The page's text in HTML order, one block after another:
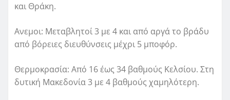
και Θράκη.
Ανεμοι: Μεταβλητοί 3 με 4 και από αργά το βράδυ
από βόρειες διευθύνσεις μέχρι 5 μποφόρ.
Θερμοκρασία: Από 16 έως 34 βαθμούς Κελσίου. Στη
δυτική Μακεδονία 3 με 4 βαθμούς χαμηλότερη.